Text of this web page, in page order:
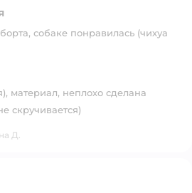
собаке понравилась (чихуа
материал, неплохо сделана
скручивается)
Д.